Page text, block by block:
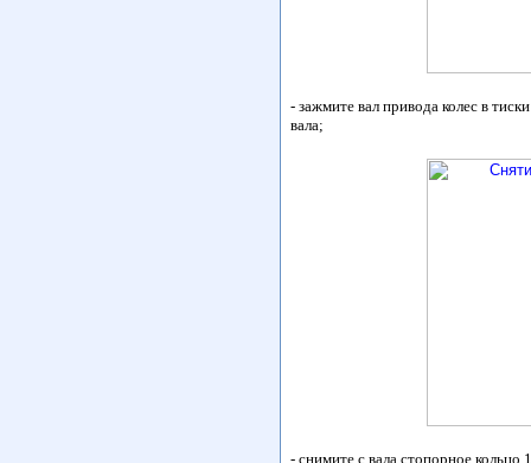
- зажмите вал привода колес в
вала;
- снимите с вала стопорное кольцо